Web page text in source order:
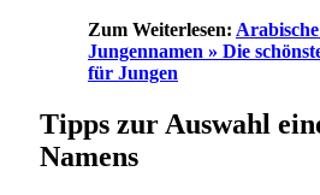
Zum Weiterlesen:
Jungennamen » Die
für Jungen
Tipps zur Auswahl
Namens